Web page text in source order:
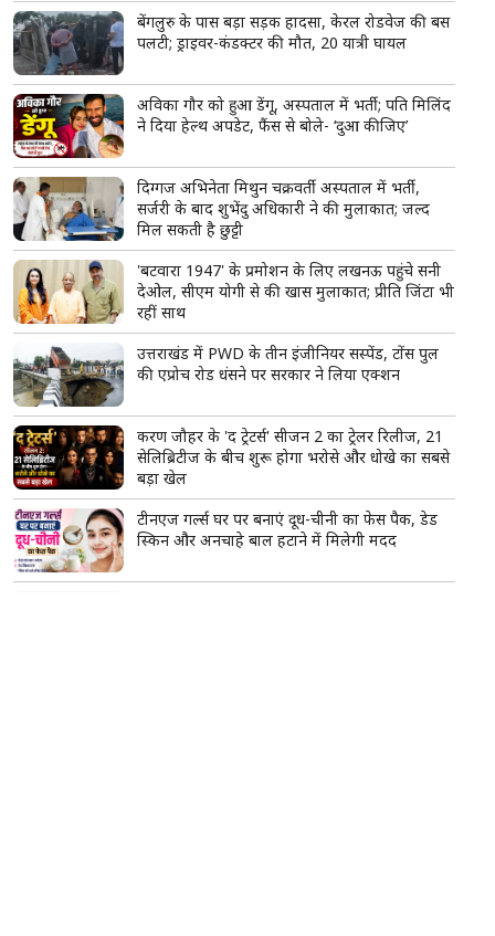
बेंगलुरु के पास बड़ा सड़क हादसा, केरल रोडवेज की बस
पलटी; ड्राइवर-कंडक्टर की मौत, 20 यात्री घायल
अविका गौर को हुआ डेंगू, अस्पताल में भर्ती; पति मिलिंद
ने दिया हेल्थ अपडेट, फैंस से बोले- ‘दुआ कीजिए’
दिग्गज अभिनेता मिथुन चक्रवर्ती अस्पताल में भर्ती,
सर्जरी के बाद शुभेंदु अधिकारी ने की मुलाकात; जल्द
मिल सकती है छुट्टी
'बटवारा 1947' के प्रमोशन के लिए लखनऊ पहुंचे सनी
देओल, सीएम योगी से की खास मुलाकात; प्रीति जिंटा भी
रहीं साथ
उत्तराखंड में PWD के तीन इंजीनियर सस्पेंड, टोंस पुल
की एप्रोच रोड धंसने पर सरकार ने लिया एक्शन
करण जौहर के 'द ट्रेटर्स' सीजन 2 का ट्रेलर रिलीज, 21
सेलिब्रिटीज के बीच शुरू होगा भरोसे और धोखे का सबसे
बड़ा खेल
टीनएज गर्ल्स घर पर बनाएं दूध-चीनी का फेस पैक, डेड
स्किन और अनचाहे बाल हटाने में मिलेगी मदद